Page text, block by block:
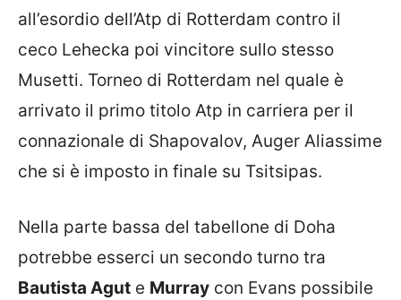
all’esordio dell’Atp di Rotterdam contro il
ceco Lehecka poi vincitore sullo stesso
Musetti. Torneo di Rotterdam nel quale è
arrivato il primo titolo Atp in carriera per il
connazionale di Shapovalov, Auger Aliassime
che si è imposto in finale su Tsitsipas.
Nella parte bassa del tabellone di Doha
potrebbe esserci un secondo turno tra
Bautista Agut e Murray con Evans possibile